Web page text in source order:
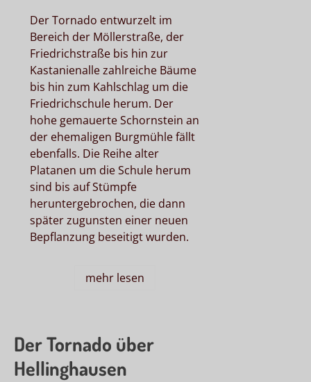
Der Tornado entwurzelt im
Bereich der Möllerstraße, der
Friedrichstraße bis hin zur
Kastanienalle zahlreiche Bäume
bis hin zum Kahlschlag um die
Friedrichschule herum. Der
hohe gemauerte Schornstein an
der ehemaligen Burgmühle fällt
ebenfalls. Die Reihe alter
Platanen um die Schule herum
sind bis auf Stümpfe
heruntergebrochen, die dann
später zugunsten einer neuen
Bepflanzung beseitigt wurden.
mehr lesen
Der Tornado über
Hellinghausen